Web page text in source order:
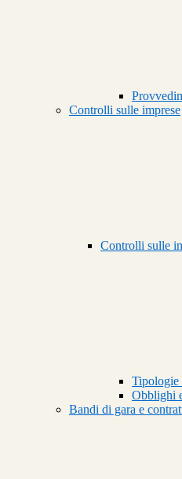
Controlli sulle imprese
Controlli sulle
Obblighi
Bandi di gara e